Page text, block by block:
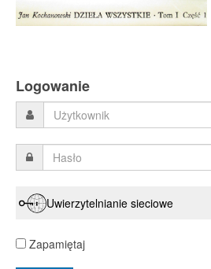
Logowanie
Uwierzytelnianie sieciowe
Zapamiętaj